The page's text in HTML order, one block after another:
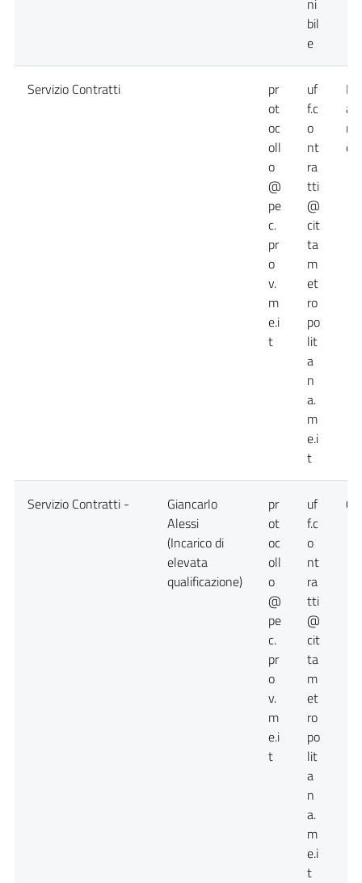
ni
bil
e
Servizio Contratti
pr
ot
oc
oll
o
@
pe
c.
pr
o
v.
m
e.i
t
uf
f.c
o
nt
ra
tti
@
cit
ta
m
et
ro
po
lit
a
n
a.
m
e.i
t
Servizio Contratti -
Giancarlo
Alessi
(Incarico di
elevata
qualificazione)
pr
ot
oc
oll
o
@
pe
c.
pr
o
v.
m
e.i
t
uf
f.c
o
nt
ra
tti
@
cit
ta
m
et
ro
po
lit
a
n
a.
m
e.i
t